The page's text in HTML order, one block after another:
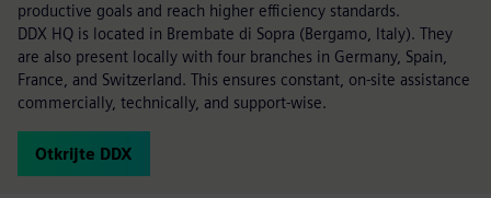
productive goals and reach higher efficiency standards.
DDX HQ is located in Brembate di Sopra (Bergamo, Italy). They
are also present locally with four branches in Germany, Spain,
France, and Switzerland. This ensures constant, on-site assistance
commercially, technically, and support-wise.
Otkrijte DDX